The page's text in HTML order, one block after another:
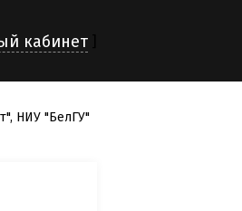
кабинет
НИУ "БелГУ"